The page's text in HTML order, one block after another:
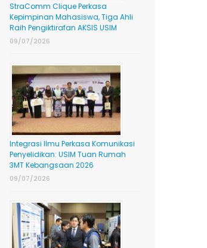
StraComm Clique Perkasa
Kepimpinan Mahasiswa, Tiga Ahli
Raih Pengiktirafan AKSIS USIM
09/07/2026
Integrasi Ilmu Perkasa Komunikasi
Penyelidikan: USIM Tuan Rumah
3MT Kebangsaan 2026
09/07/2026